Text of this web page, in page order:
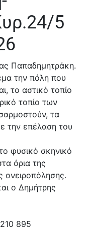
5
Παπαδημητράκη.
την πόλη που
το αστικό τοπίο
τοπίο των
τα
την επέλαση του
φυσικό σκηνικό
όρια της
ονειροπόλησης.
ο Δημήτρης
895